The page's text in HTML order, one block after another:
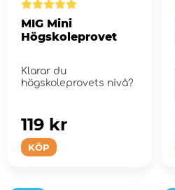
MIG Mini
Högskoleprovet
Klarar du
högskoleprovets nivå?
KÖP
119 kr